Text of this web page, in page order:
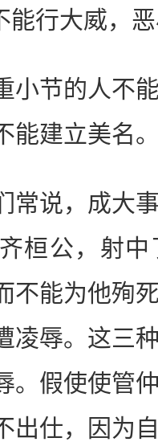
行大威，恶
节的人不能
能建立美名
说，成大事
桓公，射
不能为他殉
凌辱。这三
。假使使管
出仕，因为